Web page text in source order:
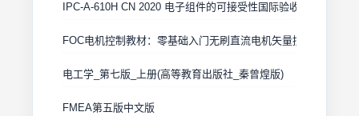
IPC-A-610H CN 2020 电子组件的可接受性国际验收标准
FOC电机控制教材：零基础入门无刷直流电机矢量控制技术 上
电工学_第七版_上册(高等教育出版社_秦曾煌版)
FMEA第五版中文版